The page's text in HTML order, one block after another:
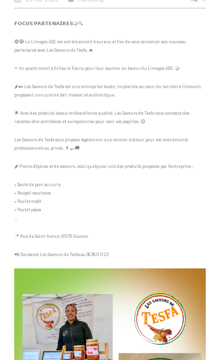
𝗙𝗢𝗖𝗨𝗦 𝗣𝗔𝗥𝗧𝗘𝗡𝗔𝗜𝗥𝗘𝗦🤝🔍
🔵🔴 Le Limoges ABC est extrêmement heureux et fier de vous annoncer son nouveau
partenariat avec Les Saveurs de Tesfa. 🔥
⭐️ Un grand merci à Gilles et Fanny pour leur soutien en faveur du Limoges ABC. 🤝
🌶️🍛 Les Saveurs de Tesfa est une entreprise locale, implantée au cœur du territoire limousin,
proposant une cuisine fait-maison et authentique.
🌟 Avec des produits locaux et d’excellente qualité, Les Saveurs de Tesfa vous concocte des
recettes afro-antillaises et européennes pour ravir vos papilles. 😋
Les Saveurs de Tesfa vous propose également une version traiteur pour vos événements
professionnels ou privés. 👨‍🍳🚚
🌶️ Pleins d’épices et de saveurs, voici quelques-uns des produits proposés par l’entreprise :
• Sauté de porc au curry
• Rougail saucisses
• Poulet mafé
• Poulet yassa
📍 Rue de Saint-Gence, 87270 Couzeix
📲 Contactez Les Saveurs de Tesfa au 06.36.11.11.23